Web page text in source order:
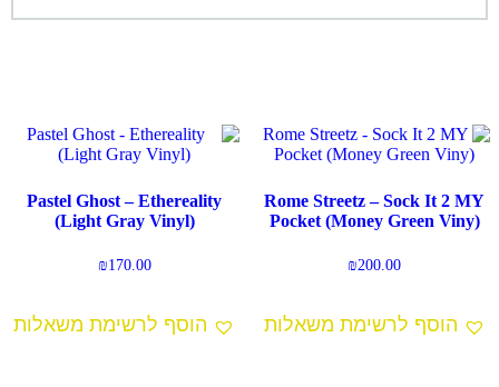
Rome Streetz – Sock It 2 MY
Pocket (Money Green Viny)
₪200.00
הוסף לרשימת משאלות
Pastel Ghost – Ethereality
(Light Gray Vinyl)
₪170.00
הוסף לרשימת משאלות